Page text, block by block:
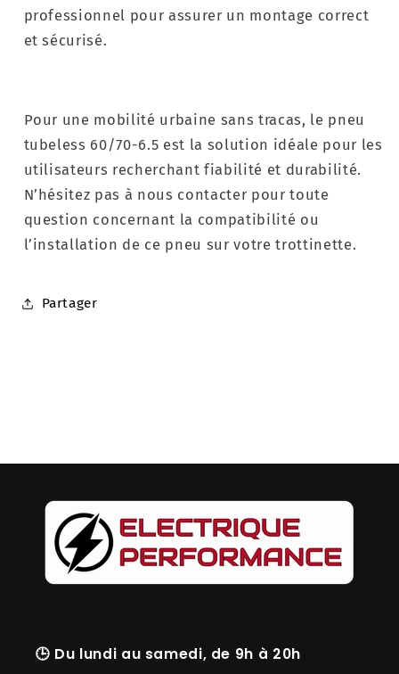
professionnel pour assurer un montage correct
et sécurisé.
Pour une mobilité urbaine sans tracas, le pneu
tubeless 60/70-6.5 est la solution idéale pour les
utilisateurs recherchant fiabilité et durabilité.
N’hésitez pas à nous contacter pour toute
question concernant la compatibilité ou
l’installation de ce pneu sur votre trottinette.
Partager
🕒 Du lundi au samedi, de 9h à 20h